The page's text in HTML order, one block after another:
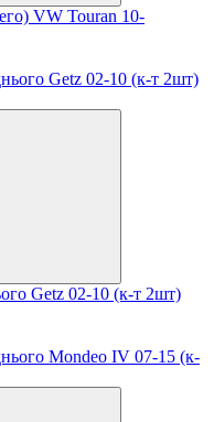
VW Touran 10-
Getz 02-10 (к-т 2шт)